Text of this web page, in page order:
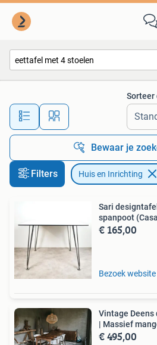
Alle afstanden…
Sorteer
Bewaar je
Filters Huis en Inrichting
Sari
spanpoot
€ 165,00
Bezoek website
Vintage
| Massief
€ 495,00